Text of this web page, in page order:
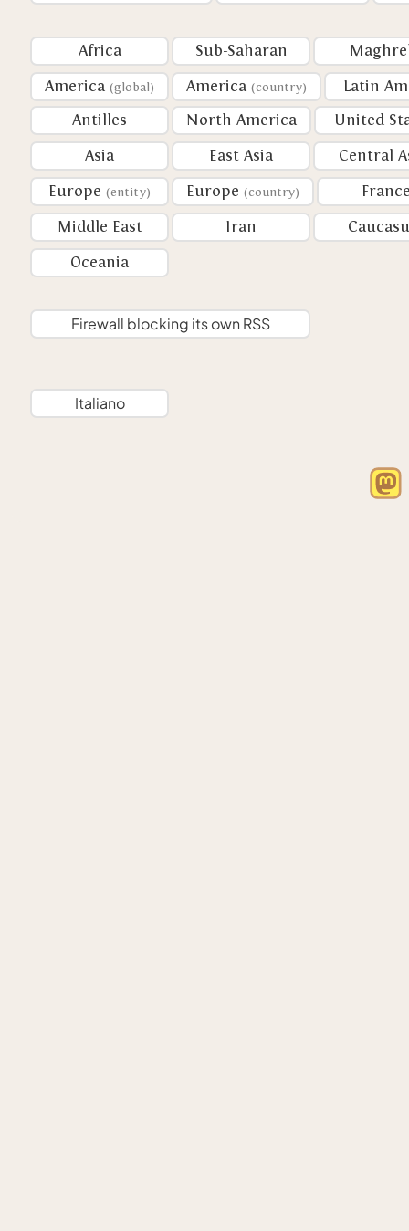
Africa Sub-Saharan
America (global) America (country)
Latin
Antilles
North America
United
Asia
East Asia
Central
Europe (entity) Europe (country)
Middle East
Iran
Oceania
Firewall blocking its own RSS
Italiano